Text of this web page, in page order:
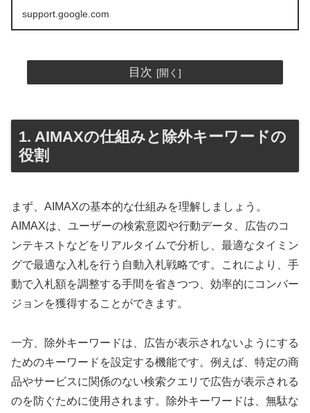
support.google.com
目次
1. AIMAXの仕組みと除外キーワードの
役割
まず、AIMAXの基本的な仕組みを理解しましょう。
AIMAXは、ユーザーの検索意図や行動データ、広告のコ
ンテキストなどをリアルタイムで分析し、最適なタイミン
グで最適な入札を行う自動入札戦略です。これにより、手
動で入札額を調整する手間を省きつつ、効率的にコンバー
ジョンを獲得することができます。
一方、除外キーワードは、広告が表示されないようにする
ためのキーワードを設定する機能です。例えば、特定の商
品やサービスに関係のない検索クエリで広告が表示される
のを防ぐために使用されます。除外キーワードは、無駄な